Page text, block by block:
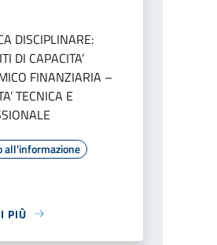
DISCIPLINARE:
DI CAPACITA’
FINANZIARIA –
TECNICA E
all'informazione
PIÙ